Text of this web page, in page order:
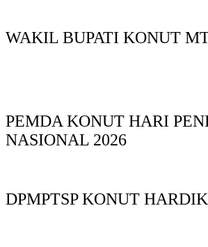
WAKIL BUPATI KONUT
PEMDA KONUT HARI
NASIONAL 2026
DPMPTSP KONUT